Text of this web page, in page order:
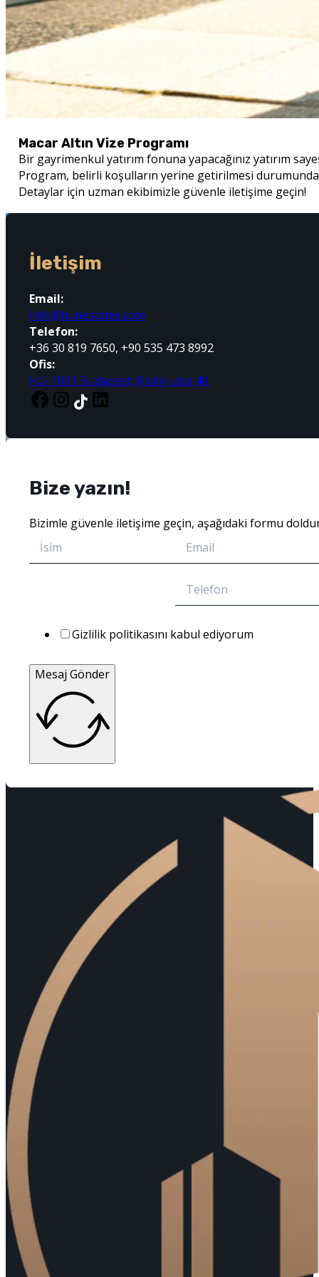
Macar Altın Vize Programı
Bir gayrimenkul yatırım fonuna yapacağınız yatırım
Program, belirli koşulların yerine getirilmesi
Detaylar için uzman ekibimizle güvenle iletişime geçin!
İletişim
Email:
info@hunestates.com
Telefon:
+36 30 819 7650, +90 535 473 8992
Ofis:
HU-1061 Budapest, Király utca 40.
Bize yazın!
Bizimle güvenle iletişime geçin, aşağıdaki formu
Gizlilik politikasını kabul ediyorum
Mesaj Gönder